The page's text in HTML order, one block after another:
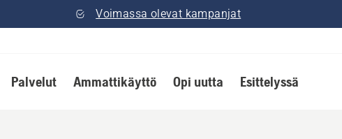
Voimassa olevat kampanjat
Palvelut Ammattikäyttö Opi uutta Esittelyssä